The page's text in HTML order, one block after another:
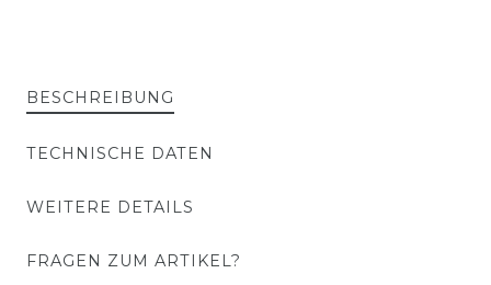
BESCHREIBUNG
TECHNISCHE DATEN
WEITERE DETAILS
FRAGEN ZUM ARTIKEL?